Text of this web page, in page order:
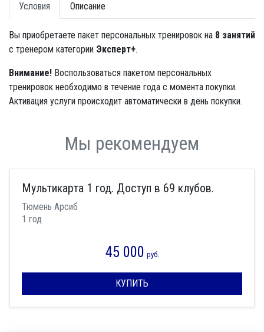
Условия Описание
Вы приобретаете пакет персональных тренировок на 8 занятий
с тренером категории Эксперт+.
Внимание! Воспользоваться пакетом персональных
тренировок необходимо в течение года с момента покупки.
Активация услуги происходит автоматически в день покупки.
Мы рекомендуем
Мультикарта 1 год. Доступ в 69 клубов.
Тюмень Арсиб
1 год
45 000 руб.
КУПИТЬ